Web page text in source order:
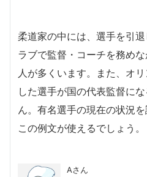
柔道家の中には、選手を引
ラブで監督・コーチを務め
人が多くいます。また、オ
した選手が国の代表監督に
ん。有名選手の現在の状況
この例文が使えるでしょう。
Aさん